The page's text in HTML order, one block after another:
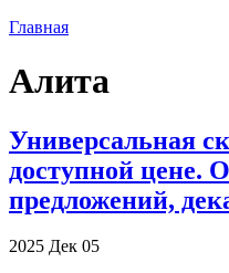
Главная
Алита
Универсальная
доступной цене.
предложений,
2025 Дек 05